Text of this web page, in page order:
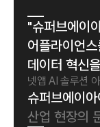
"슈퍼브에이
어플라이언
데이터 혁신
넷앱 AI 솔루션
슈퍼브에이아
산업 현장의